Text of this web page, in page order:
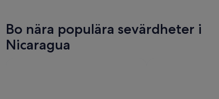
Bo nära populära sevärdheter i
Nicaragua